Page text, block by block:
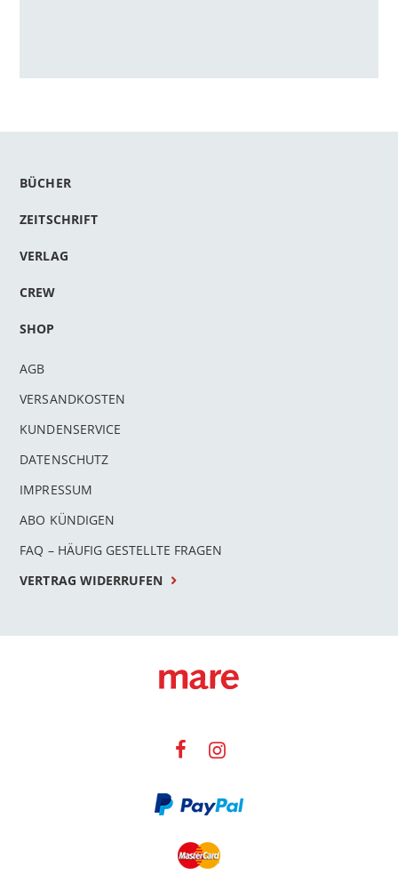
BÜCHER
ZEITSCHRIFT
VERLAG
CREW
SHOP
AGB
VERSANDKOSTEN
KUNDENSERVICE
DATENSCHUTZ
IMPRESSUM
ABO KÜNDIGEN
FAQ – HÄUFIG GESTELLTE FRAGEN
VERTRAG WIDERRUFEN